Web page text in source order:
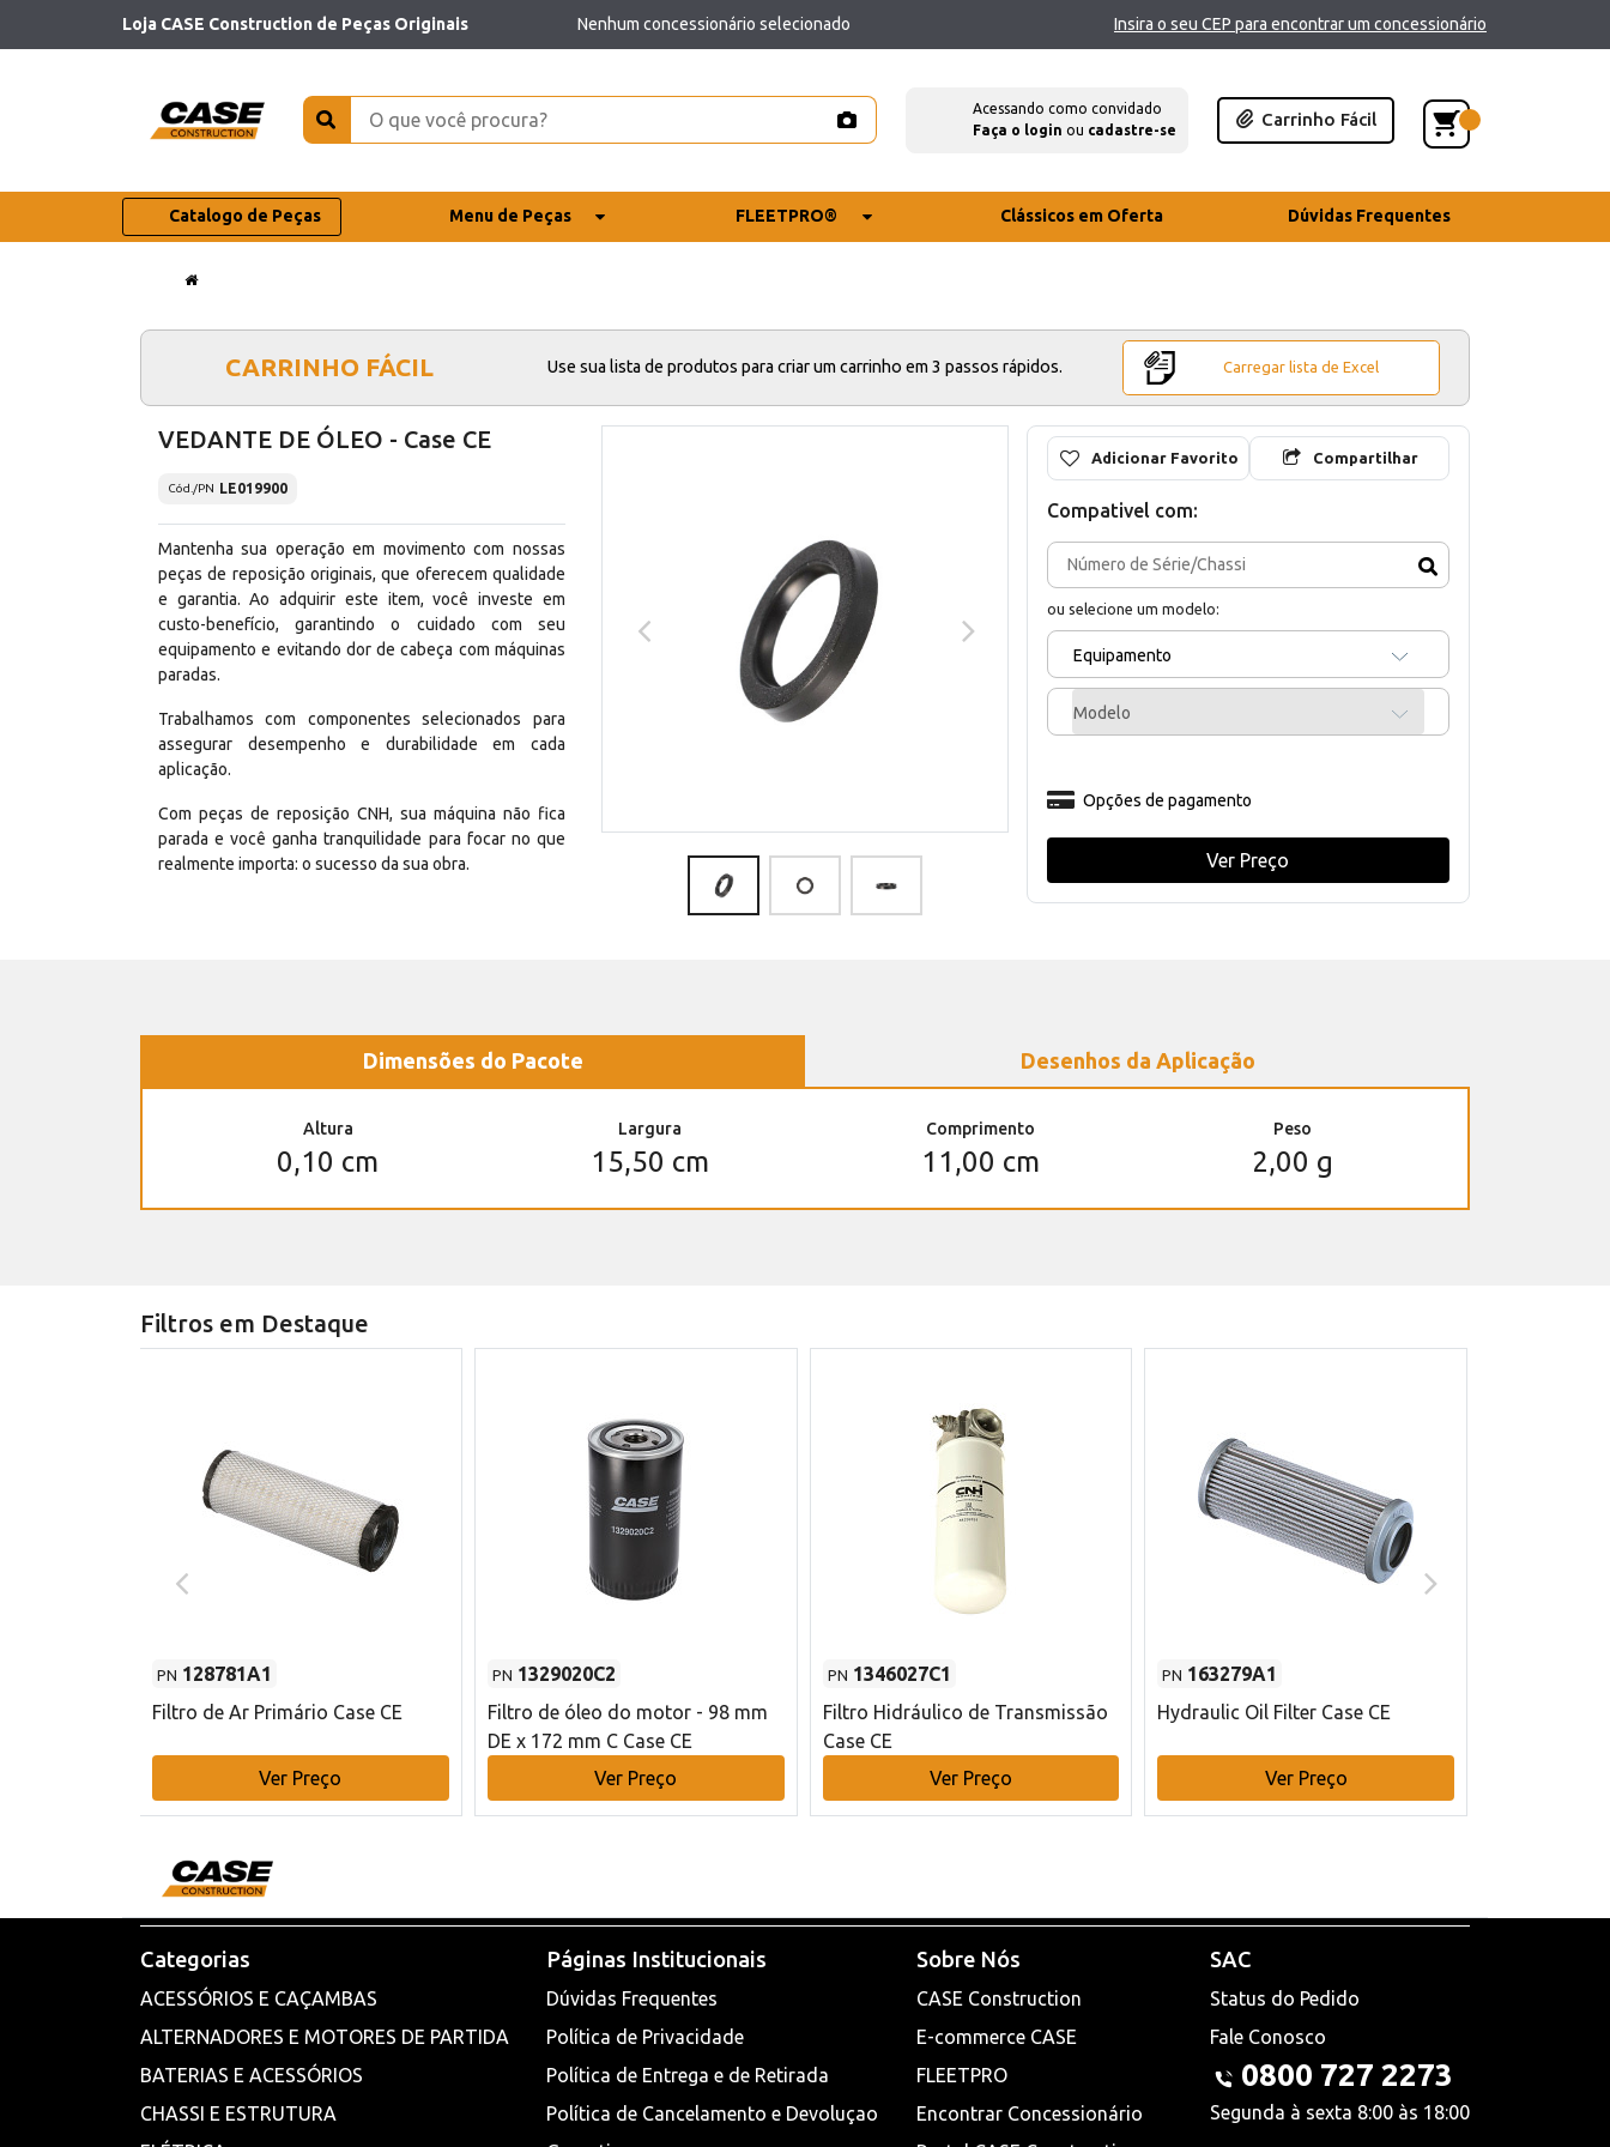
Loja CASE Construction de Peças Originais Nenhum concessionário selecionado Insira o seu CEP para encontrar um concessionário
Acessando como convidado
Faça o login ou cadastre-se
Carrinho Fácil
Catalogo de Peças Menu de Peças FLEETPRO® Clássicos em Oferta Dúvidas Frequentes
CARRINHO FÁCIL Use sua lista de produtos para criar um carrinho em 3 passos rápidos. Carregar lista de Excel
VEDANTE DE ÓLEO - Case CE
Cód./PN LE019900
Mantenha sua operação em movimento com nossas
peças de reposição originais, que oferecem qualidade
e garantia. Ao adquirir este item, você investe em
custo-benefício, garantindo o cuidado com seu
equipamento e evitando dor de cabeça com máquinas
paradas.
Trabalhamos com componentes selecionados para
assegurar desempenho e durabilidade em cada
aplicação.
Com peças de reposição CNH, sua máquina não fica
parada e você ganha tranquilidade para focar no que
realmente importa: o sucesso da sua obra.
Adicionar Favorito Compartilhar
Compativel com:
ou selecione um modelo:
Equipamento
Modelo
Opções de pagamento
Ver Preço
Dimensões do Pacote Desenhos da Aplicação
Altura
0,10 cm
Largura
15,50 cm
Comprimento
11,00 cm
Peso
2,00 g
Filtros em Destaque
PN 128781A1
Filtro de Ar Primário Case CE
Ver Preço
PN 1329020C2
Filtro de óleo do motor - 98 mm
DE x 172 mm C Case CE
Ver Preço
PN 1346027C1
Filtro Hidráulico de Transmissão
Case CE
Ver Preço
PN 163279A1
Hydraulic Oil Filter Case CE
Ver Preço
Categorias
ACESSÓRIOS E CAÇAMBAS
ALTERNADORES E MOTORES DE PARTIDA
BATERIAS E ACESSÓRIOS
CHASSI E ESTRUTURA
Páginas Institucionais
Dúvidas Frequentes
Política de Privacidade
Política de Entrega e de Retirada
Política de Cancelamento e Devoluçao
Sobre Nós
CASE Construction
E-commerce CASE
FLEETPRO
Encontrar Concessionário
SAC
Status do Pedido
Fale Conosco
0800 727 2273
Segunda à sexta 8:00 às 18:00